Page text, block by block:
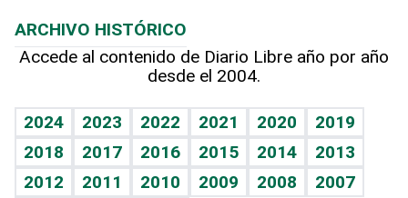
Hablando con el pediatra
Vida y familia
Eñe
Celebrando la vida
Línea de hit
TBT Deportivo
Más firmas
Hecho en casa
Guía del dinero
Cumpleaños
Horóscopos
Crucigramas
ARCHIVO HISTÓRICO
Accede al contenido de Diario Libre año por año
desde el 2004.
2024 2023 2022 2021 2020
2019
2018
2017 2016 2015 2014
2013
2012
2011 2010 2009 2008 2007